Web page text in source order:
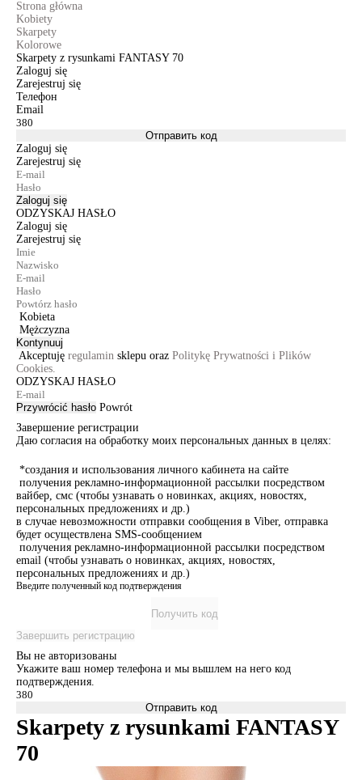
Strona główna
Kobiety
Skarpety
Kolorowe
Skarpety z rysunkami FANTASY 70
Zaloguj się
Zarejestruj się
Телефон
Email
Отправить код
Zaloguj się
Zarejestruj się
Zaloguj się
ODZYSKAJ HASŁO
Zaloguj się
Zarejestruj się
Kobieta
Mężczyzna
Kontynuuj
Akceptuję regulamin sklepu oraz Politykę Prywatności i Plików
Cookies.
ODZYSKAJ HASŁO
Przywrócić hasło Powrót
Завершение регистрации
Даю согласия на обработку моих персональных данных в целях:
*создания и использования личного кабинета на сайте
получения рекламно-информационной рассылки посредством
вайбер, смс (чтобы узнавать о новинках, акциях, новостях,
персональных предложениях и др.)
в случае невозможности отправки сообщения в Viber, отправка
будет осуществлена SMS-сообщением
получения рекламно-информационной рассылки посредством
email (чтобы узнавать о новинках, акциях, новостях,
персональных предложениях и др.)
Введите полученный код подтверждения
Получить код
Завершить регистрацию
Вы не авторизованы
Укажите ваш номер телефона и мы вышлем на него код
подтверждения.
Отправить код
Skarpety z rysunkami FANTASY
70